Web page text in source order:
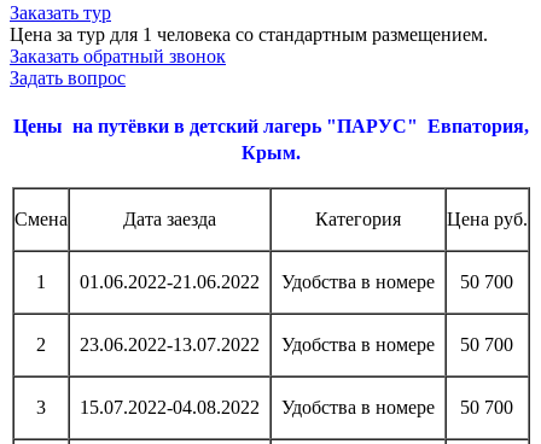
Заказать тур
Цена за тур для 1 человека со стандартным размещением.
Заказать обратный звонок
Задать вопрос
Цены на путёвки в детский лагерь "ПАРУС" Евпатория,
Крым.
Смена Дата заезда Категория Цена руб.
1 01.06.2022-21.06.2022 Удобства в номере 50 700
2 23.06.2022-13.07.2022 Удобства в номере 50 700
3 15.07.2022-04.08.2022 Удобства в номере 50 700